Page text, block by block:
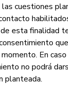
cuestiones
esta finalidad
En
no podrá
planteada.